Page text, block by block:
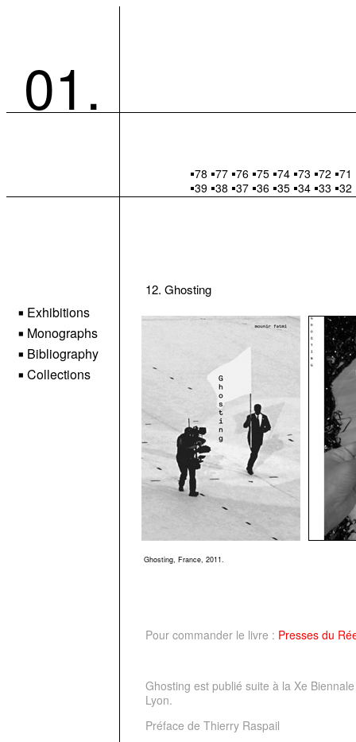
01.
71
72
73
74
75
76
77
78
32
33
34
35
36
37
38
39
◼ Exhibitions
◼ Monographs
◼ Bibliography
◼ Collections
12. Ghosting
Ghosting, France, 2011.
Pour commander le livre : Presses du
Ghosting est publié suite à la Xe
Lyon.
Préface de Thierry Raspail